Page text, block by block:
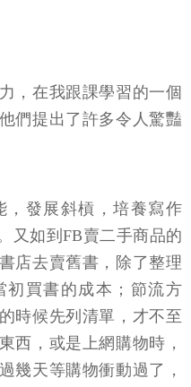
，在我跟課學習的一個
們提出了許多令人驚豔
，發展斜槓，培養寫作
又如到FB賣二手商品的
店去賣舊書，除了整理
初買書的成本；節流方
時候先列清單，才不至
西，或是上網購物時，
幾天等購物衝動過了，